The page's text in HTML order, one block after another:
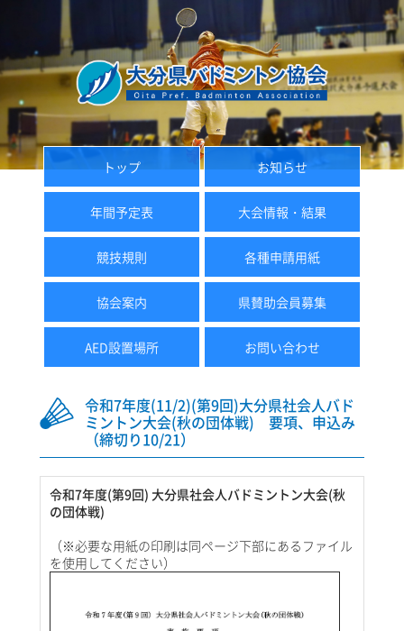
トップ お知らせ
年間予定表 大会情報・結果
競技規則 各種申請用紙
協会案内 県賛助会員募集
AED設置場所 お問い合わせ
令和7年度(11/2)(第9回)大分県社会人バド
ミントン大会(秋の団体戦) 要項、申込み
（締切り10/21）
令和7年度(第9回) 大分県社会人バドミントン大会(秋
の団体戦)
（※必要な用紙の印刷は同ページ下部にあるファイル
を使用してください）